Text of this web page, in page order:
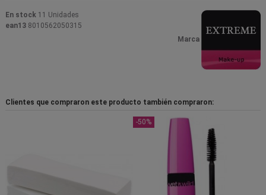
Marca
En stock 11 Unidades
ean13 8010562050315
Clientes que compraron este producto también compraron:
-50%